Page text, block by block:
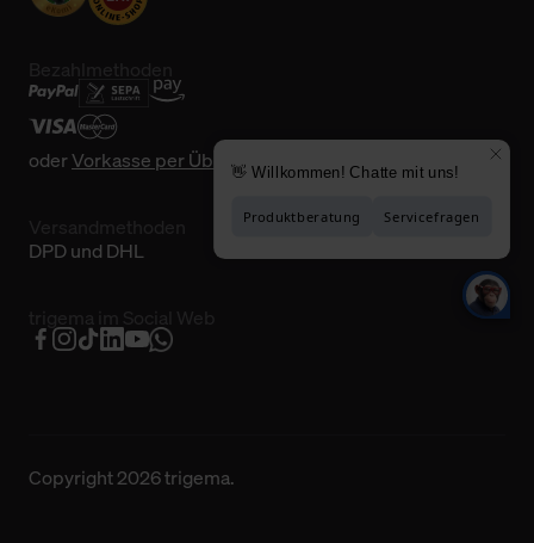
oderVorkasse per Überweisung
DPD und DHL
Copyright 2026 trigema.